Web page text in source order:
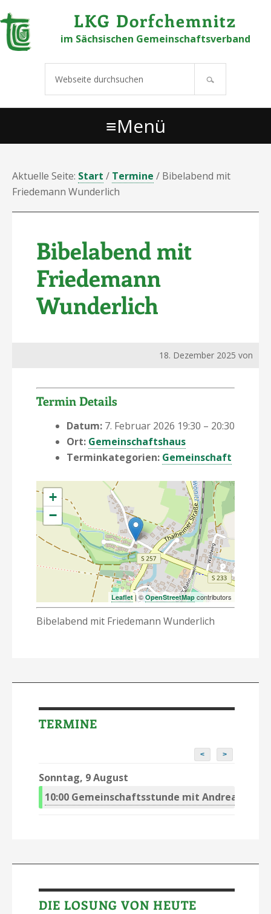
Links
überspringen
Zur Hauptnavigation springen
Zum Inhalt springen
Zur Hauptsidebar springen
Zu den Fußzeilenwidgets springen
LKG Dorfchemnitz
im Sächsischen Gemeinschaftsverband
durchsuchen
Menü
Aktuelle Seite: Start / Termine / Bibelabend mit
Friedemann Wunderlich
Bibelabend mit
Friedemann
Wunderlich
18. Dezember 2025 von
Termin Details
Datum: 7. Februar 2026 19:30 – 20:30
Ort: Gemeinschaftshaus
Terminkategorien: Gemeinschaft
+
−
Leaflet | © OpenStreetMap contributors
Bibelabend mit Friedemann Wunderlich
TERMINE
< >
Sonntag, 9 August
10:00 Gemeinschaftsstunde mit Andreas
DIE LOSUNG VON HEUTE